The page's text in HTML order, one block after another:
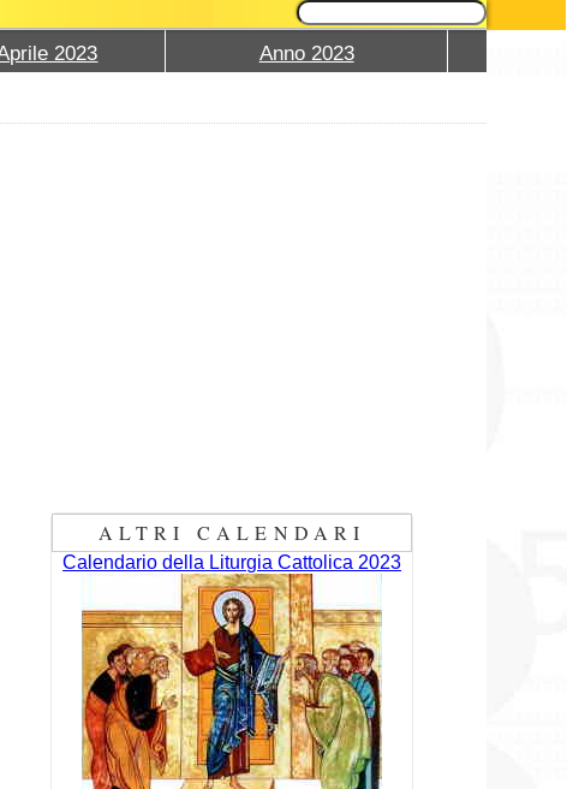
2023 Anno 2023
ALTRI CALENDARI
Calendario della Liturgia Cattolica 2023